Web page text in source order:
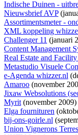
Indische Duinen -
Nieuwsbrief AVP
Assortimentsmeter -
XML koppeling
Challenger 11 (januari
Content Management
Real Estate and
Metastudio Visuele
e-Agenda whizzer.nl
Amaroo (november
Jixaw Websolutions
Myrit(november 2009)
Elga fournituren
bij-ons-goirle.nl
Union Vignerons